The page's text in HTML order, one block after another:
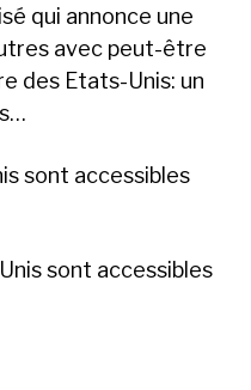
qui annonce une
avec peut-être
des Etats-Unis: un
sont accessibles
sont accessibles